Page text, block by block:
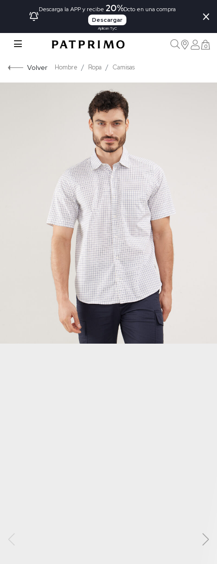
Descarga la APP y recibe 20%Dcto en una compra
Descargar
Aplican TyC
×
0
Volver Hombre Ropa Camisas